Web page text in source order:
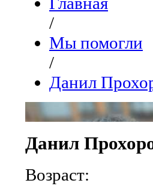
/
Мы помогли
/
Данил
Данил
Возраст: